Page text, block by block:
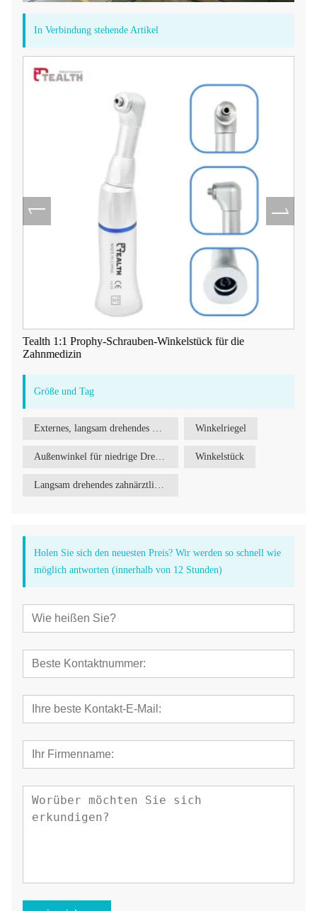
In Verbindung stehende Artikel
Tealth 1:1 Prophy-Schrauben-Winkelstück für die
Zahnmedizin
Größe und Tag
Winkelriegel
Winkelstück
Holen Sie sich den neuesten Preis? Wir werden so schnell wie
möglich antworten (innerhalb von 12 Stunden)